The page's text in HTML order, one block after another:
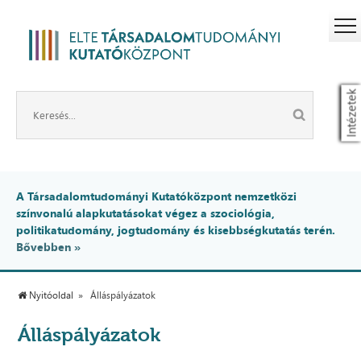
Intézetek
A Társadalomtudományi Kutatóközpont nemzetközi
színvonalú alapkutatásokat végez a szociológia,
politikatudomány, jogtudomány és kisebbségkutatás terén.
Bővebben »
Nyitóoldal Álláspályázatok
Álláspályázatok